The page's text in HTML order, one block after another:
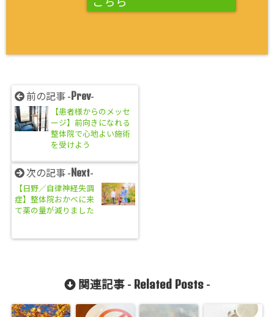
前の記事 -Prev-
【患者様からのメッセ
ージ】前向きになれる
整体院で心地よい施術
を受けよう
次の記事 -Next-
【日野／自律神経失調
症】整体院おかべに来
て薬の量が減りました
関連記事 - Related Posts-